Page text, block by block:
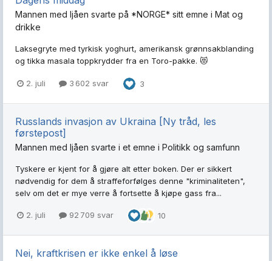
Mannen med ljåen svarte på *NORGE* sitt emne i Mat og
drikke
Laksegryte med tyrkisk yoghurt, amerikansk grønnsakblanding
og tikka masala toppkrydder fra en Toro-pakke. 😻
2. juli 3 602 svar 3
Russlands invasjon av Ukraina [Ny tråd, les
førstepost]
Mannen med ljåen svarte i et emne i Politikk og samfunn
Tyskere er kjent for å gjøre alt etter boken. Der er sikkert
nødvendig for dem å straffeforfølges denne "kriminaliteten",
selv om det er mye verre å fortsette å kjøpe gass fra...
2. juli 92 709 svar 10
Nei, kraftkrisen er ikke enkel å løse